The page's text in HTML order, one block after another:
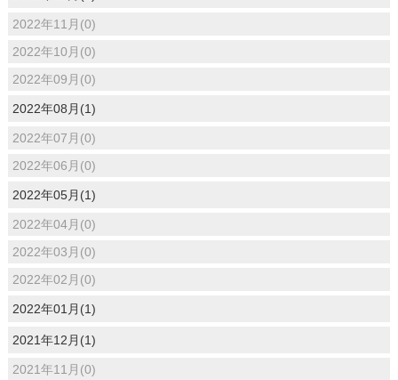
2022年11月(0)
2022年10月(0)
2022年09月(0)
2022年08月(1)
2022年07月(0)
2022年06月(0)
2022年05月(1)
2022年04月(0)
2022年03月(0)
2022年02月(0)
2022年01月(1)
2021年12月(1)
2021年11月(0)